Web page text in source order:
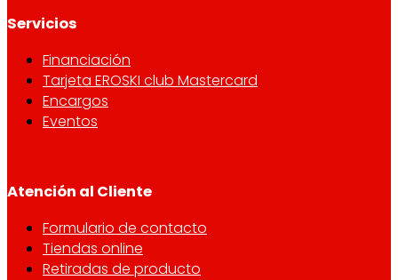
Servicios
Financiación
Tarjeta EROSKI club Mastercard
Encargos
Eventos
Atención al Cliente
Formulario de contacto
Tiendas online
Retiradas de producto